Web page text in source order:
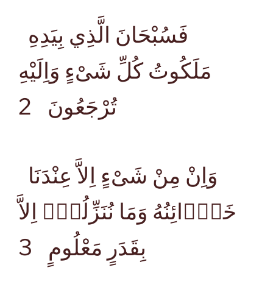
مَلَكُوتُ كُلِّ شَىْءٍ وَاِلَيْهِ
تُرْجَعُونَ2
خَزَۤائِنُهُ وَمَا نُنَزِّلُهُۤ اِلاَّ
بِقَدَرٍ مَعْلُومٍ